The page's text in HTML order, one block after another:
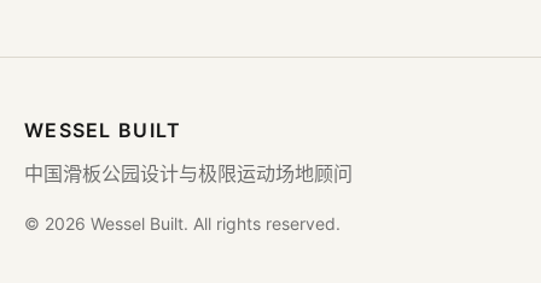
WESSEL BUILT
中国滑板公园设计与极限运动场地顾问
© 2026 Wessel Built. All rights reserved.